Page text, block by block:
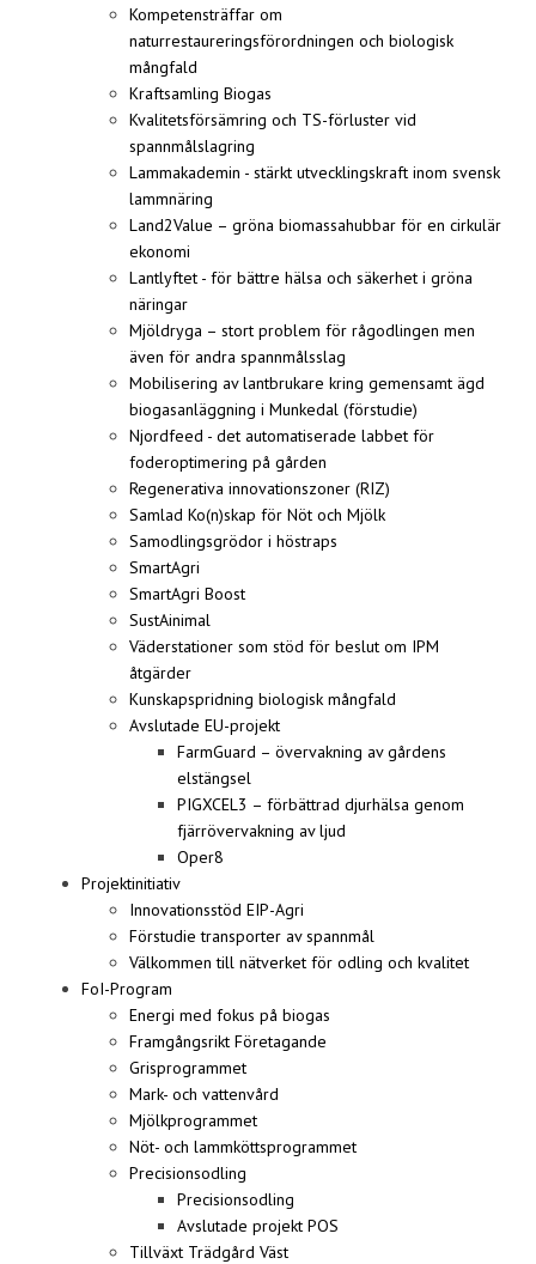
Kompetensträffar om
naturrestaureringsförordningen och biologisk
mångfald
Kraftsamling Biogas
Kvalitetsförsämring och TS-förluster vid
spannmålslagring
Lammakademin - stärkt utvecklingskraft inom svensk
lammnäring
Land2Value – gröna biomassahubbar för en cirkulär
ekonomi
Lantlyftet - för bättre hälsa och säkerhet i gröna
näringar
Mjöldryga – stort problem för rågodlingen men
även för andra spannmålsslag
Mobilisering av lantbrukare kring gemensamt ägd
biogasanläggning i Munkedal (förstudie)
Njordfeed - det automatiserade labbet för
foderoptimering på gården
Regenerativa innovationszoner (RIZ)
Samlad Ko(n)skap för Nöt och Mjölk
Samodlingsgrödor i höstraps
SmartAgri
SmartAgri Boost
SustAinimal
Väderstationer som stöd för beslut om IPM
åtgärder
Kunskapspridning biologisk mångfald
Avslutade EU-projekt
FarmGuard – övervakning av gårdens
elstängsel
PIGXCEL3 – förbättrad djurhälsa genom
fjärrövervakning av ljud
Oper8
Projektinitiativ
Innovationsstöd EIP-Agri
Förstudie transporter av spannmål
Välkommen till nätverket för odling och kvalitet
FoI-Program
Energi med fokus på biogas
Framgångsrikt Företagande
Grisprogrammet
Mark- och vattenvård
Mjölkprogrammet
Nöt- och lammköttsprogrammet
Precisionsodling
Precisionsodling
Avslutade projekt POS
Tillväxt Trädgård Väst